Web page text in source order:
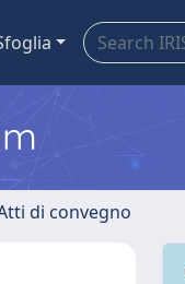
di convegno